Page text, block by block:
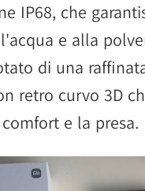
IP68, che
e alla
di una
retro curvo 3D
e la presa.